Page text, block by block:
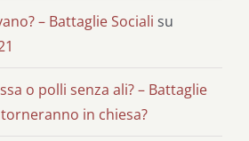
– Battaglie Sociali su
o polli senza ali? – Battaglie
in chiesa?